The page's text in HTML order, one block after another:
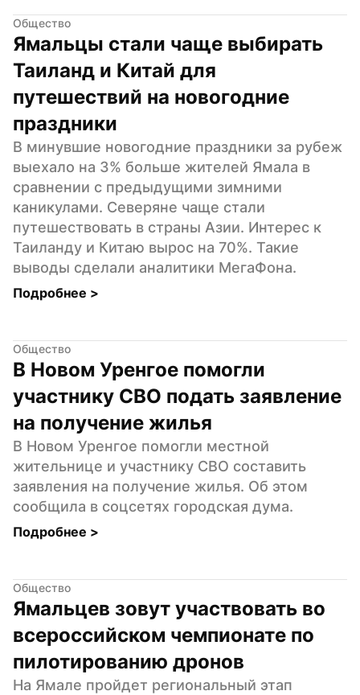
Общество
Ямальцы стали чаще выбирать
Таиланд и Китай для
путешествий на новогодние
праздники
В минувшие новогодние праздники за рубеж
выехало на 3% больше жителей Ямала в
сравнении с предыдущими зимними
каникулами. Северяне чаще стали
путешествовать в страны Азии. Интерес к
Таиланду и Китаю вырос на 70%. Такие
выводы сделали аналитики МегаФона.
Подробнее >
Общество
В Новом Уренгое помогли
участнику СВО подать заявление
на получение жилья
В Новом Уренгое помогли местной
жительнице и участнику СВО составить
заявления на получение жилья. Об этом
сообщила в соцсетях городская дума.
Подробнее >
Общество
Ямальцев зовут участвовать во
всероссийском чемпионате по
пилотированию дронов
На Ямале пройдет региональный этап